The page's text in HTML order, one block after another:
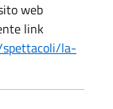
web
link
la-